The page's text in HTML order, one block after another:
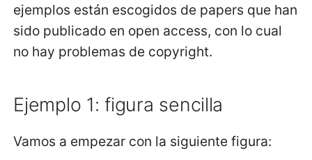
Optimizar las
dimensiones, guardar y
mostrar la figura
Ejemplo 2: figura múltiple
El comienzo
ejemplos están escogidos de papers que han
sido publicado en open access, con lo cual
no hay problemas de copyright.
Ejemplo 1: figura sencilla
Vamos a empezar con la siguiente figura: